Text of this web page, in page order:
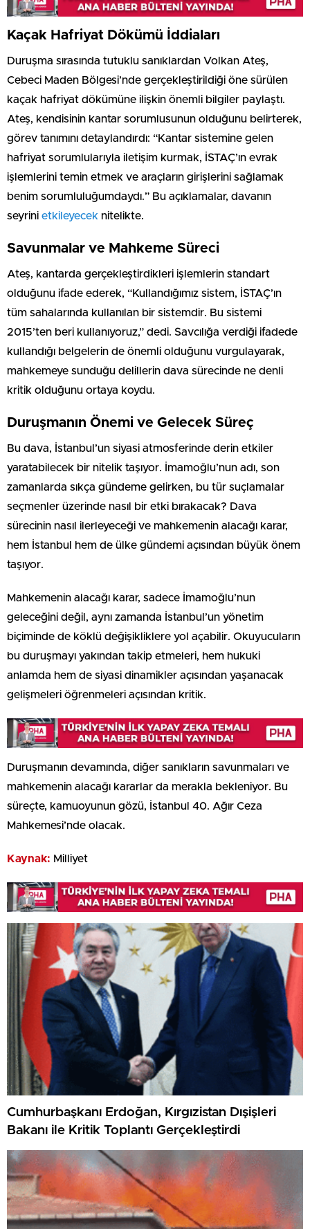
Kaçak Hafriyat Dökümü İddiaları
Duruşma sırasında tutuklu sanıklardan Volkan Ateş,
Cebeci Maden Bölgesi’nde gerçekleştirildiği öne sürülen
kaçak hafriyat dökümüne ilişkin önemli bilgiler paylaştı.
Ateş, kendisinin kantar sorumlusunun olduğunu belirterek,
görev tanımını detaylandırdı: “Kantar sistemine gelen
hafriyat sorumlularıyla iletişim kurmak, İSTAÇ’ın evrak
işlemlerini temin etmek ve araçların girişlerini sağlamak
benim sorumluluğumdaydı.” Bu açıklamalar, davanın
seyrini etkileyecek nitelikte.
Savunmalar ve Mahkeme Süreci
Ateş, kantarda gerçekleştirdikleri işlemlerin standart
olduğunu ifade ederek, “Kullandığımız sistem, İSTAÇ’ın
tüm sahalarında kullanılan bir sistemdir. Bu sistemi
2015’ten beri kullanıyoruz,” dedi. Savcılığa verdiği ifadede
kullandığı belgelerin de önemli olduğunu vurgulayarak,
mahkemeye sunduğu delillerin dava sürecinde ne denli
kritik olduğunu ortaya koydu.
Duruşmanın Önemi ve Gelecek Süreç
Bu dava, İstanbul’un siyasi atmosferinde derin etkiler
yaratabilecek bir nitelik taşıyor. İmamoğlu’nun adı, son
zamanlarda sıkça gündeme gelirken, bu tür suçlamalar
seçmenler üzerinde nasıl bir etki bırakacak? Dava
sürecinin nasıl ilerleyeceği ve mahkemenin alacağı karar,
hem İstanbul hem de ülke gündemi açısından büyük önem
taşıyor.
Mahkemenin alacağı karar, sadece İmamoğlu’nun
geleceğini değil, aynı zamanda İstanbul’un yönetim
biçiminde de köklü değişikliklere yol açabilir. Okuyucuların
bu duruşmayı yakından takip etmeleri, hem hukuki
anlamda hem de siyasi dinamikler açısından yaşanacak
gelişmeleri öğrenmeleri açısından kritik.
Duruşmanın devamında, diğer sanıkların savunmaları ve
mahkemenin alacağı kararlar da merakla bekleniyor. Bu
süreçte, kamuoyunun gözü, İstanbul 40. Ağır Ceza
Mahkemesi’nde olacak.
Kaynak: Milliyet
Cumhurbaşkanı Erdoğan, Kırgızistan Dışişleri
Bakanı ile Kritik Toplantı Gerçekleştirdi